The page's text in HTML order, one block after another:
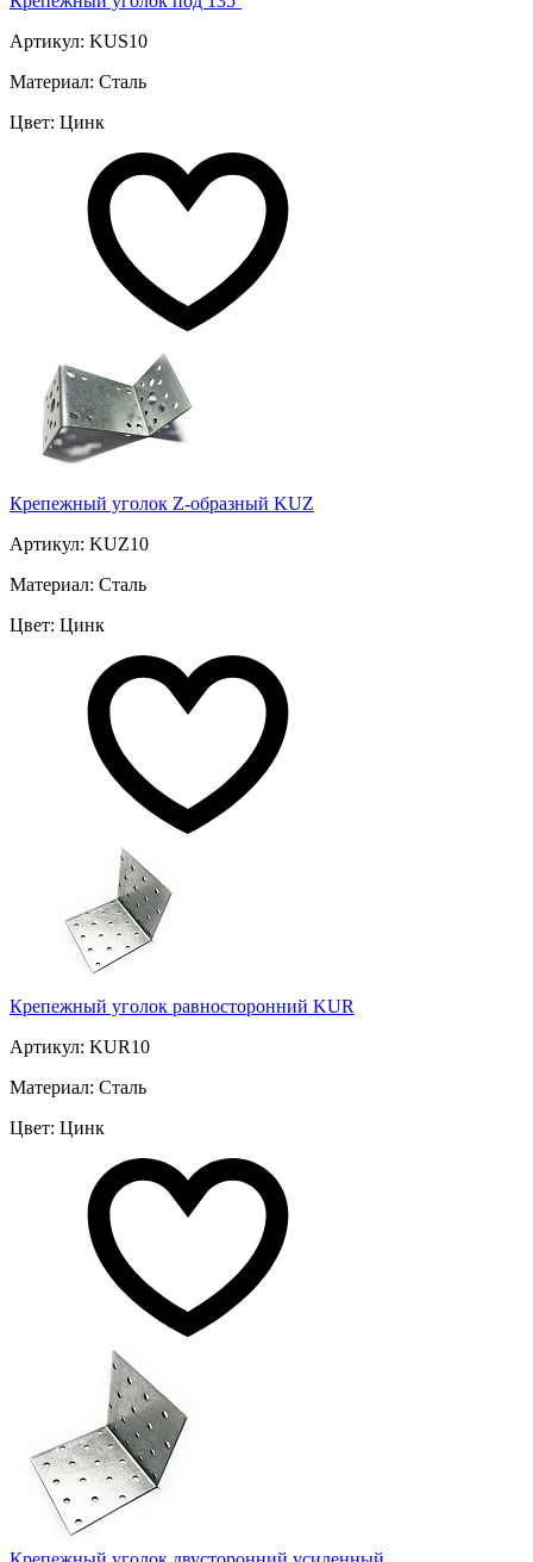
Артикул: KUS10
Материал: Сталь
Цвет: Цинк
Крепежный уголок Z-образный KUZ
Артикул: KUZ10
Материал: Сталь
Цвет: Цинк
Крепежный уголок равносторонний KUR
Артикул: KUR10
Материал: Сталь
Цвет: Цинк